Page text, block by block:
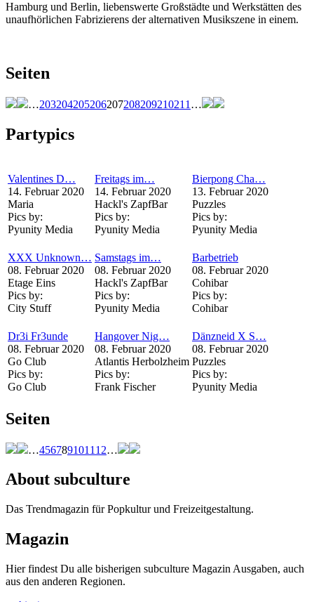
Hamburg und Berlin, liebenswerte Großstädte und Werkstätten des
unaufhörlichen Fabrizierens der alternativen Musikszene in einem.
Seiten
…203204205206207208209210211 …
Partypics
Valentines D…
14. Februar 2020
Maria
Pics by:
Pyunity Media
Freitags im…
14. Februar 2020
Hackl's ZapfBar
Pics by:
Pyunity Media
Bierpong Cha…
13. Februar 2020
Puzzles
Pics by:
Pyunity Media
XXX Unknown…
08. Februar 2020
Etage Eins
Pics by:
City Stuff
Samstags im…
08. Februar 2020
Hackl's ZapfBar
Pics by:
Pyunity Media
Barbetrieb
08. Februar 2020
Cohibar
Pics by:
Cohibar
Dr3i Fr3unde
08. Februar 2020
Go Club
Pics by:
Go Club
Hangover Nig…
08. Februar 2020
Atlantis Herbolzheim
Pics by:
Frank Fischer
Dänzneid X S…
08. Februar 2020
Puzzles
Pics by:
Pyunity Media
Seiten
…4567891011 12…
About subculture
Das Trendmagazin für Popkultur und Freizeitgestaltung.
Magazin
Hier findest Du alle bisherigen subculture Magazin Ausgaben, auch
aus den anderen Regionen.